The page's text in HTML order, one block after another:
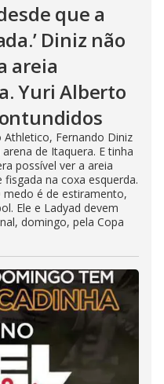
que a
Diniz não
areia
Yuri Alberto
Fernando Diniz
de Itaquera. E tinha
possível ver a areia
na coxa esquerda.
é de estiramento,
Ele e Ladyad devem
domingo, pela Copa